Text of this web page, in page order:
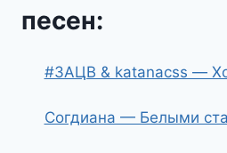
песен:
#ЗАЦВ & katanacss —
Согдиана — Белыми